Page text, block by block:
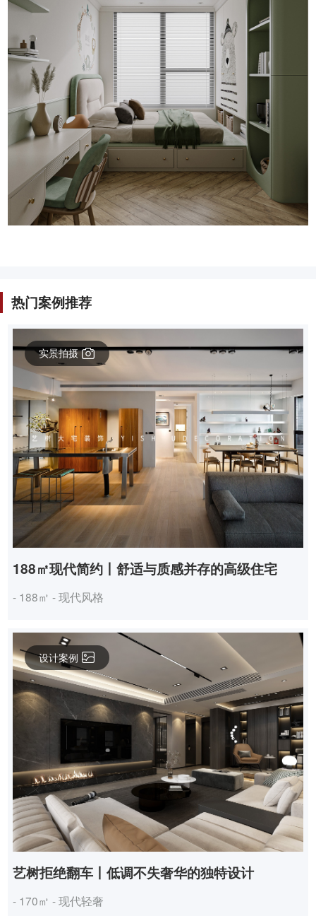
热门案例推荐
实景拍摄
188㎡现代简约丨舒适与质感并存的高级住宅
- 188㎡ - 现代风格
设计案例
艺树拒绝翻车丨低调不失奢华的独特设计
- 170㎡ - 现代轻奢